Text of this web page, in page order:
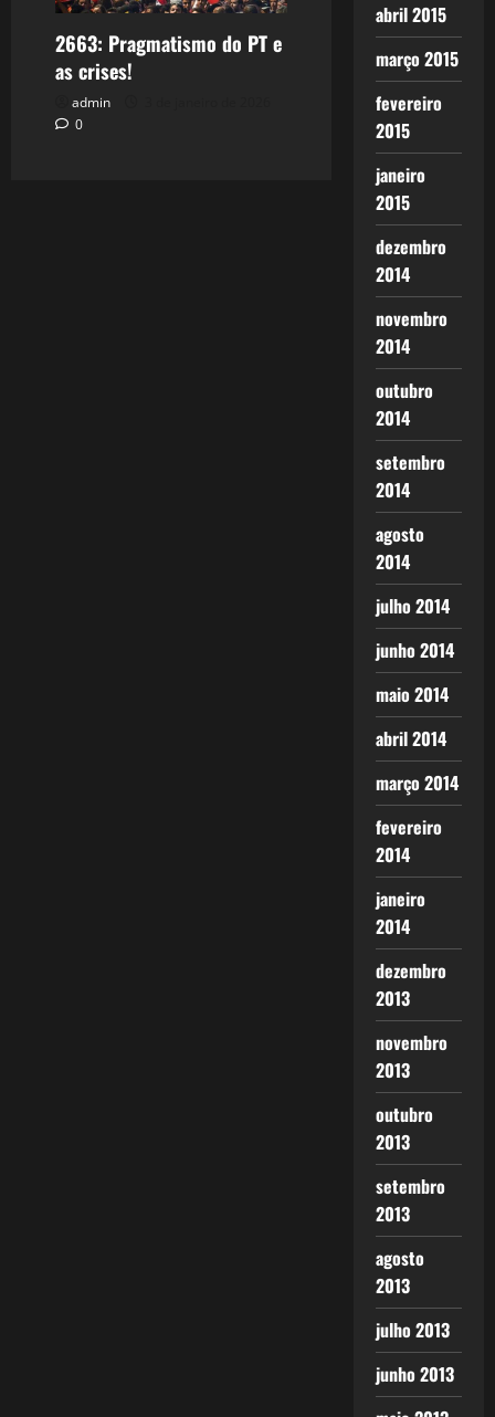
2663: Pragmatismo do PT e
as crises!
admin
0
abril 2015
março 2015
fevereiro
2015
janeiro
2015
dezembro
2014
novembro
2014
outubro
2014
setembro
2014
agosto
2014
julho 2014
junho 2014
maio 2014
abril 2014
março 2014
fevereiro
2014
janeiro
2014
dezembro
2013
novembro
2013
outubro
2013
setembro
2013
agosto
2013
julho 2013
junho 2013